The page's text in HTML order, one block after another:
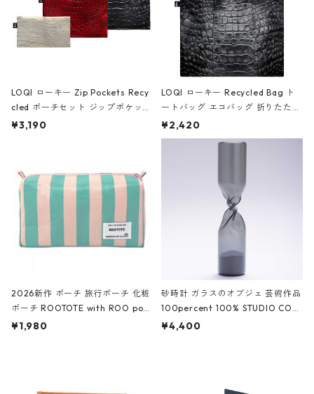
LOQI ローキー Zip Pockets Recy
cled ポーチセット ジップポケット
ファスナーポーチ 撥水加工 トラベ
ーガンディー、オフホワイト
¥3,190
LOQI ローキー Recycled Bag ト
ートバッグ エコバッグ 折りたたみ
大きめ 撥水加工 収納ポーチ CRO
CODILE/Black クロコダイル/ブラ
¥2,420
2026新作 ポーチ 旅行ポーチ 化粧
ポーチ ROOTOTE with ROO pou
ch 3532 ルートート WR.ポーチ.ラ
¥1,980
砂時計 ガラスのオブジェ 芸術作品
100percent 100% STUDIO COH
AKU Timeless 100パーセント ス
¥4,400